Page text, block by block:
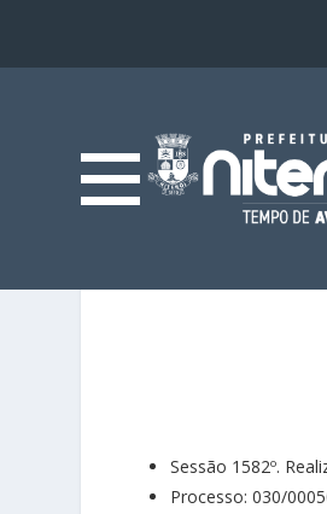
Sessão 1582º.
Processo: 030/